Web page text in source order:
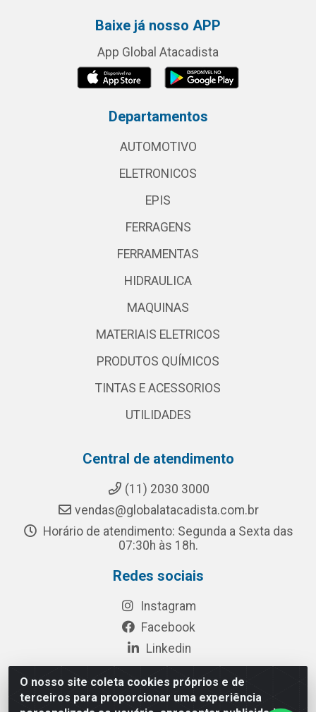
O nosso site coleta cookies próprios e de
terceiros para proporcionar uma experiência
Baixe já nosso APP
App Global Atacadista
Departamentos
AUTOMOTIVO
ELETRONICOS
EPIS
FERRAGENS
FERRAMENTAS
HIDRAULICA
MAQUINAS
MATERIAIS ELETRICOS
PRODUTOS QUÍMICOS
TINTAS E ACESSORIOS
UTILIDADES
Central de atendimento
(11) 2030 3000
vendas@globalatacadista.com.br
Horário de atendimento: Segunda a Sexta das
07:30h às 18h.
Redes sociais
Instagram
Facebook
Linkedin
Rua Chipuê, 117 - S. Miguel Paulista São Paulo/SP - CEP